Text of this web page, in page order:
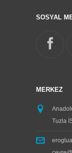
SOSYAL
MERKEZ
Tuzla